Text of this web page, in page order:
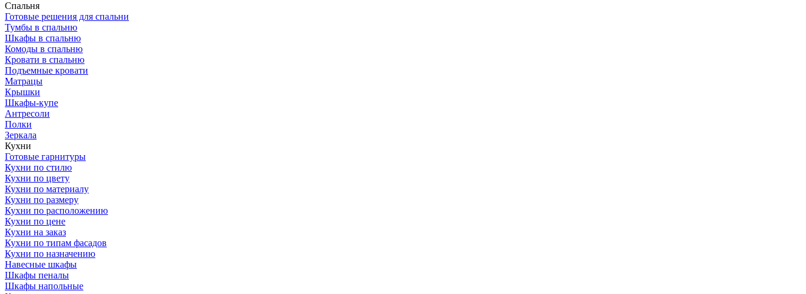
Спальня
Готовые решения для спальни
Тумбы в спальню
Шкафы в спальню
Комоды в спальню
Кровати в спальню
Подъемные кровати
Матрацы
Крышки
Шкафы-купе
Антресоли
Полки
Зеркала
Кухни
Готовые гарнитуры
Кухни по стилю
Кухни по цвету
Кухни по материалу
Кухни по размеру
Кухни по расположению
Кухни по цене
Кухни на заказ
Кухни по типам фасадов
Кухни по назначению
Навесные шкафы
Шкафы пеналы
Шкафы напольные